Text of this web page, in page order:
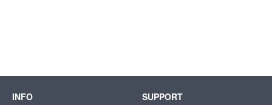
INFO SUPPORT